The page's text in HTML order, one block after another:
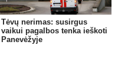
Tėvų nerimas: susirgus
vaikui pagalbos tenka ieškoti
Panevėžyje